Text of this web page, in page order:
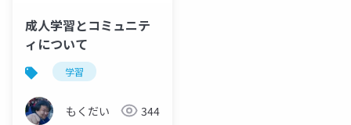
成人学習とコミュニテ
ィについて
学習
もくだい 344